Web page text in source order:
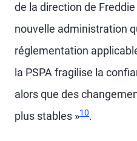
de la direction de
nouvelle administration
réglementation
la PSPA fragilise la
alors que des
plus stables »10.